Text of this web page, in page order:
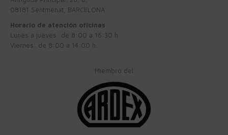
08181 Sentmenat, BARCELONA
Horario de atención oficinas
Lunes a jueves: de 8:00 a 16:30 h.
Viernes: de 8:00 a 14:00 h.
Miembro del